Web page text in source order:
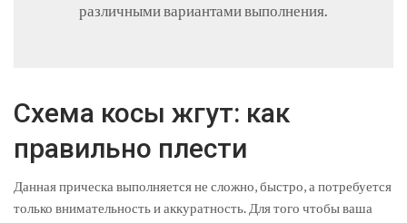
различными вариантами выполнения.
Схема косы жгут: как
правильно плести
Данная прическа выполняется не сложно, быстро, а потребуется
только внимательность и аккуратность. Для того чтобы ваша